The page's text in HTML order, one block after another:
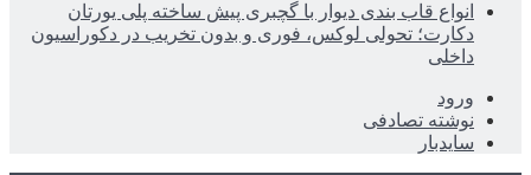
انواع قاب بندی دیوار با گچبری پیش ساخته پلی یورتان
دکارت؛ تحولی لوکس، فوری و بدون تخریب در دکوراسیون
داخلی
ورود
نوشته تصادفی
سایدبار